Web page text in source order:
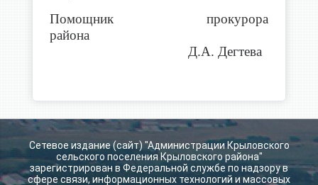
Помощник прокурора
района
Д.А. Дегтева
Сетевое издание (сайт) "Администрации Крыловского
сельского поселения Крыловского района"
зарегистрирован в Федеральной службе по надзору в
сфере связи, информационных технологий и массовых